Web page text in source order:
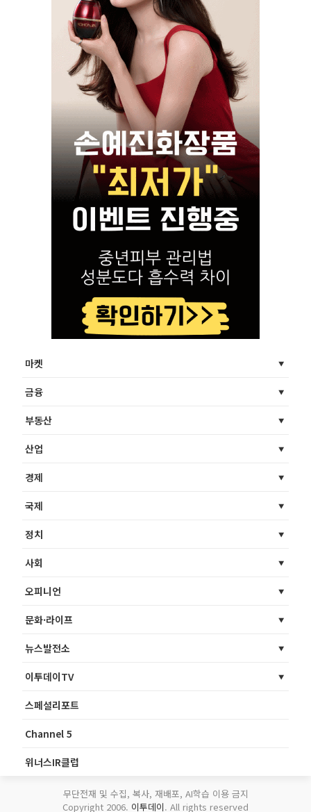
마켓
금융
부동산
산업
경제
국제
정치
사회
오피니언
문화·라이프
뉴스발전소
이투데이TV
스페셜리포트
Channel 5
위너스IR클럽
무단전재 및 수집, 복사, 재배포, AI학습 이용 금지
Copyright 2006. 이투데이. All rights reserved